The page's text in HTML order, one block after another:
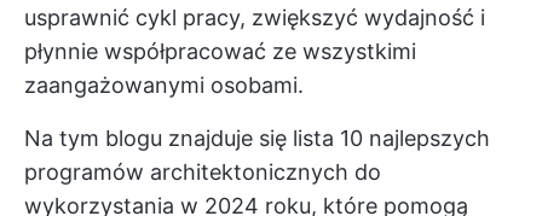
usprawnić cykl pracy, zwiększyć wydajność i
płynnie współpracować ze wszystkimi
zaangażowanymi osobami.
Na tym blogu znajduje się lista 10 najlepszych
programów architektonicznych do
wykorzystania w 2024 roku, które pomogą